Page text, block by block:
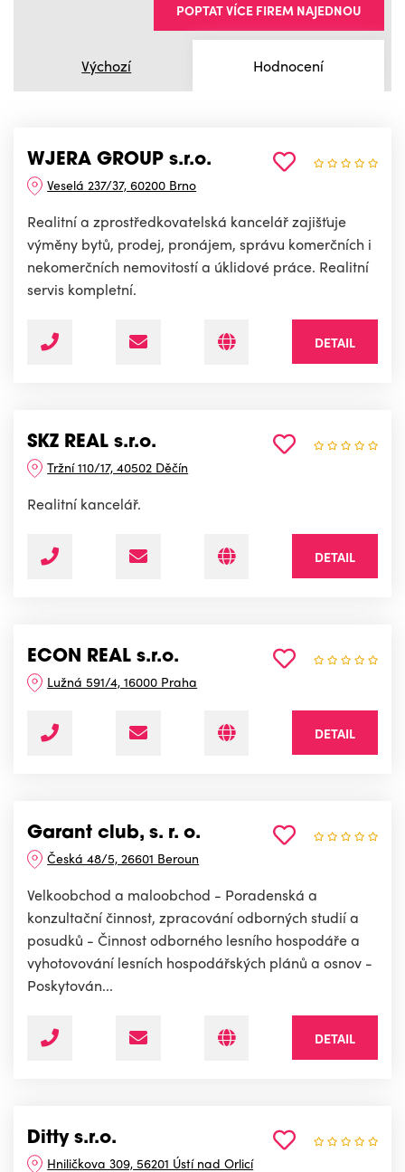
Výchozí Hodnocení
POPTAT VÍCE FIREM NAJEDNOU
WJERA GROUP s.r.o.
Veselá 237/37, 60200 Brno
Realitní a zprostředkovatelská kancelář zajišťuje
výměny bytů, prodej, pronájem, správu komerčních i
nekomerčních nemovitostí a úklidové práce. Realitní
servis kompletní.
DETAIL
SKZ REAL s.r.o.
Tržní 110/17, 40502 Děčín
Realitní kancelář.
DETAIL
ECON REAL s.r.o.
Lužná 591/4, 16000 Praha
DETAIL
Garant club, s. r. o.
Česká 48/5, 26601 Beroun
Velkoobchod a maloobchod - Poradenská a
konzultační činnost, zpracování odborných studií a
posudků - Činnost odborného lesního hospodáře a
vyhotovování lesních hospodářských plánů a osnov -
Poskytován...
DETAIL
Ditty s.r.o.
Hniličkova 309, 56201 Ústí nad Orlicí